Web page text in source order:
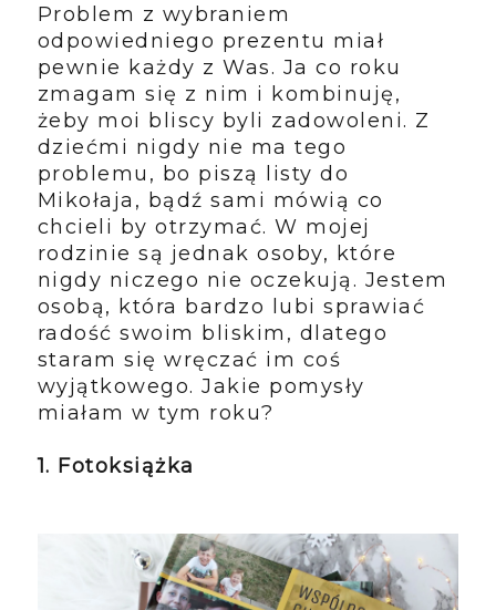
Problem z wybraniem
odpowiedniego prezentu miał
pewnie każdy z Was. Ja co roku
zmagam się z nim i kombinuję,
żeby moi bliscy byli zadowoleni. Z
dziećmi nigdy nie ma tego
problemu, bo piszą listy do
Mikołaja, bądź sami mówią co
chcieli by otrzymać. W mojej
rodzinie są jednak osoby, które
nigdy niczego nie oczekują. Jestem
osobą, która bardzo lubi sprawiać
radość swoim bliskim, dlatego
staram się wręczać im coś
wyjątkowego. Jakie pomysły
miałam w tym roku?
1. Fotoksiążka